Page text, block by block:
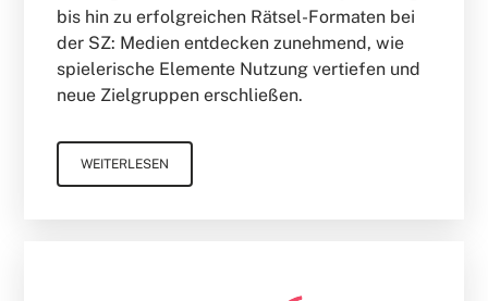
bis hin zu erfolgreichen Rätsel-Formaten bei
der SZ: Medien entdecken zunehmend, wie
spielerische Elemente Nutzung vertiefen und
neue Zielgruppen erschließen.
WEITERLESEN